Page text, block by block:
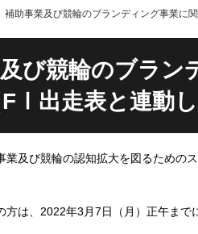
補助事業及び競輪のブランディング事業に
び競輪のブラン
出走表と連動し
業及び競輪の認知拡大を図るための
方は、2022年3月7日（月）正午まで